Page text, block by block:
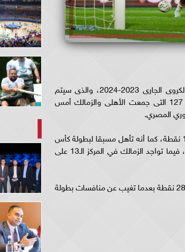
كشف الاتحاد الدولى لكرة القدم "فيفا" عن تصنيف الأندية الأفريقية للموسم الكروى الجارى 2023-2024، والذى سيتم
الاعتماد عليه فى التصنيف القارى لكأس العالم للأندية 2025، وذلك بعد القمة 127 التى جمعت الأهلى والزمالك أمس
ووفقًا لما أعلنه "فيفا"، فإن الأهلي لا يزال على صدارة تصنيف أندية أفريقيا بـ129 نقطة، كما أنه تأهل مسبقا لبطولة كأس
العالم للأندية 2025، بفضل حصده لقب دوري أبطال أفريقيا في النسخة الماضية، فيما تواجد الزمالك في المركز الـ13 على
وأوضح فيفا أن الزمالك يحتل المركز 13 في تصنيف الأندية الأفريقية، وفي رصيده 28 نقطة بعدما تغيب عن منافسات بطولة